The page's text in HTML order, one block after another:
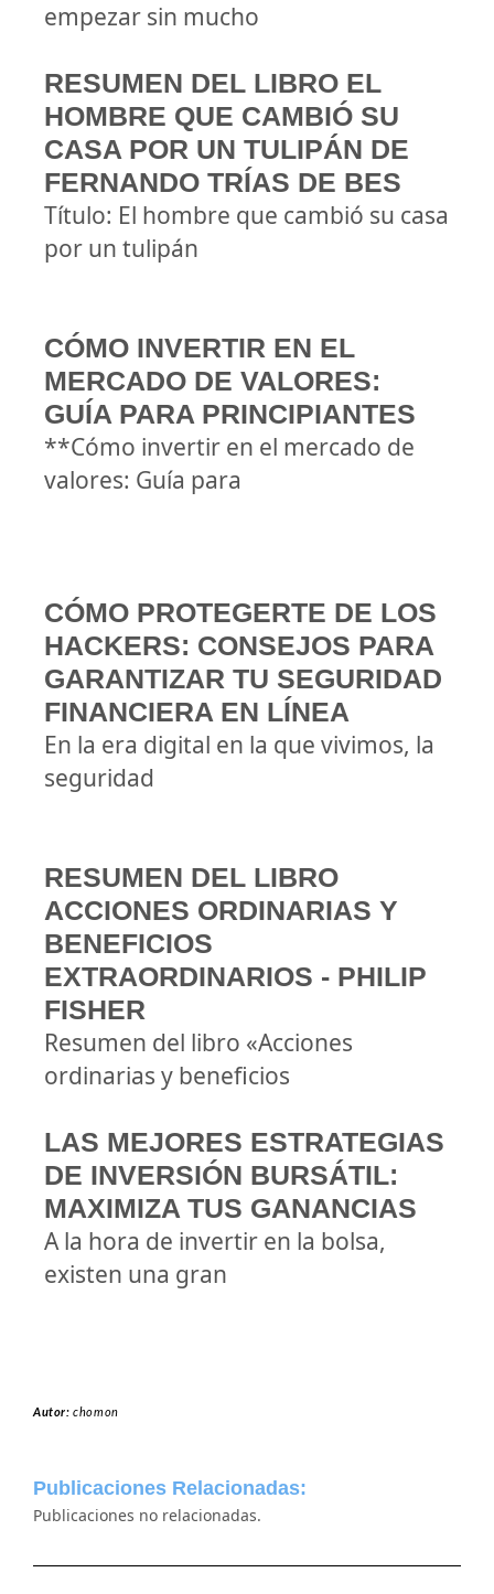
empezar sin mucho
RESUMEN DEL LIBRO EL
HOMBRE QUE CAMBIÓ SU
CASA POR UN TULIPÁN DE
FERNANDO TRÍAS DE BES
Título: El hombre que cambió su casa
por un tulipán
CÓMO INVERTIR EN EL
MERCADO DE VALORES:
GUÍA PARA PRINCIPIANTES
**Cómo invertir en el mercado de
valores: Guía para
CÓMO PROTEGERTE DE LOS
HACKERS: CONSEJOS PARA
GARANTIZAR TU SEGURIDAD
FINANCIERA EN LÍNEA
En la era digital en la que vivimos, la
seguridad
RESUMEN DEL LIBRO
ACCIONES ORDINARIAS Y
BENEFICIOS
EXTRAORDINARIOS - PHILIP
FISHER
Resumen del libro «Acciones
ordinarias y beneficios
LAS MEJORES ESTRATEGIAS
DE INVERSIÓN BURSÁTIL:
MAXIMIZA TUS GANANCIAS
A la hora de invertir en la bolsa,
existen una gran
Autor:chomon
Publicaciones Relacionadas:
Publicaciones no relacionadas.